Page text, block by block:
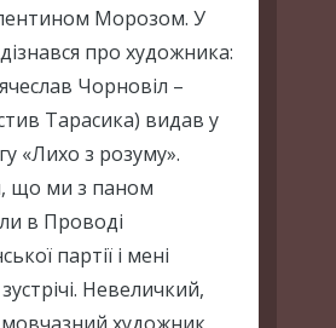
Морозом. У
дізнався про художника:
Чорновіл –
Тарасика) видав у
«Лихо з розуму».
що ми з паном
в Проводі
партії і мені
Невеличкий,